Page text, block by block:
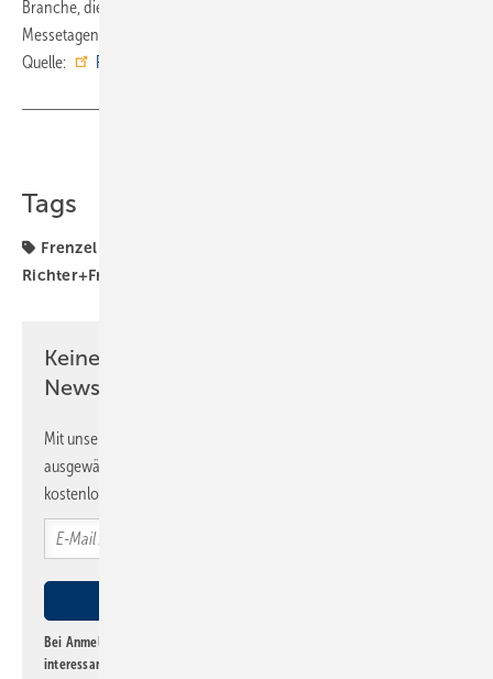
Branche, die derzeit mehr denn je gefordert wird, war an den beiden
Messetagen bei allen spürbar. ■
Quelle:
Richter+Frenzel
Tags
Frenzel
Richter+Frenzel
Keine Zeit? Kein Problem mit dem SBZ
Newsletter!
Mit unserem Newsletter erhalten Sie regelmäßig von uns
ausgewählte Informationen und Neuigkeiten, gebündelt und
kostenlos direkt ins Postfach.
Bei Anmeldung zu diesem Newsletter bin ich damit einverstanden, über
interessante Verlags- und Online-Angebote